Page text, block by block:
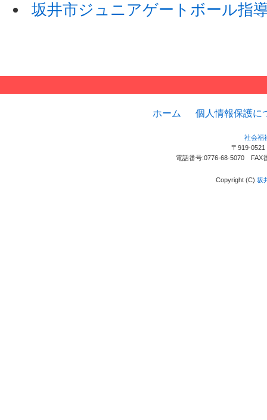
坂井市ジュニアゲートボール指
ホーム 個人情報保護に
社会福
〒919-
電話番号:0776-68-5070
Copyright (C) 坂